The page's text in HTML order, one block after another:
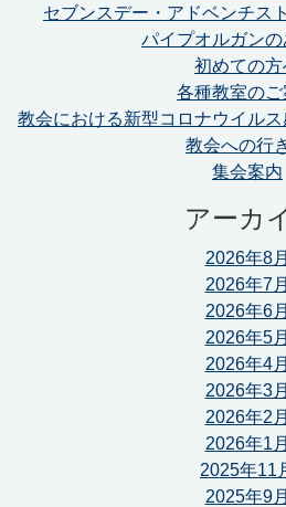
セブンスデー・アドベンチス
パイプオルガン
初めての方
各種教室のご
教会における新型コロナウイル
教会への行
集会案内
アーカ
2026年8月
2026年7月
2026年6月
2026年5月
2026年4月
2026年3月
2026年2月
2026年1月
2025年11
2025年9月